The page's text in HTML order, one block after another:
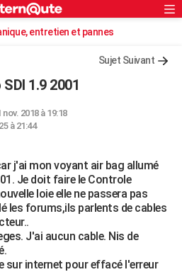
Rechercher
S'inscrireentretien et pannes
Sujet Suivant
1.9 2001
2018 à 19:18
à 21:44
j'ai mon voyant air bag allumé
Je doit faire le Controle
loie elle ne passera pas
les forums,ils parlents de cables
J'ai aucun cable. Nis de
sur internet pour effacé l'erreur